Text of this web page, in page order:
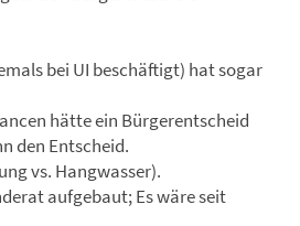
bei UI beschäftigt) hat sogar
hätte ein Bürgerentscheid
den Entscheid.
vs. Hangwasser).
aufgebaut; Es wäre seit